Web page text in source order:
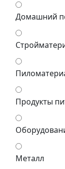
Домашний
Продукты
Металл